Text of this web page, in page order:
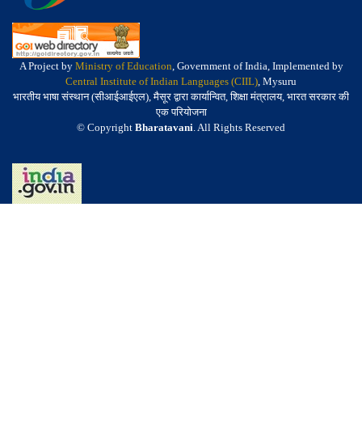
A Project by Ministry of Education, Government of India, Implemented by
Central Institute of Indian Languages (CIIL), Mysuru
भारतीय भाषा संस्थान (सीआईआईएल), मैसूर द्वारा कार्यान्वित, शिक्षा मंत्रालय, भारत सरकार की
एक परियोजना
© Copyright Bharatavani. All Rights Reserved